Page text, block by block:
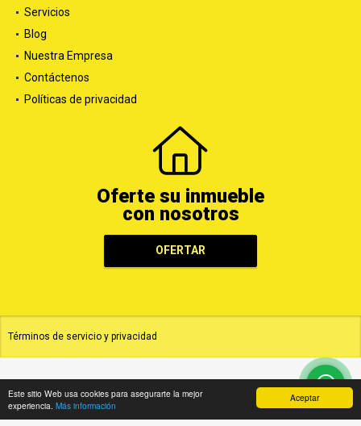
Aceptar
Este sitio Web usa cookies para asegurarte la mejor
experiencia. Más información
Servicios
Blog
Nuestra Empresa
Contáctenos
Políticas de privacidad
Oferte su inmueble
con nosotros
OFERTAR
Términos de servicio y privacidad